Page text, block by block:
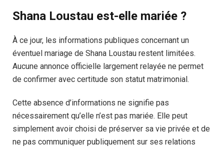
Shana Loustau est-elle mariée ?
À ce jour, les informations publiques concernant un
éventuel mariage de Shana Loustau restent limitées.
Aucune annonce officielle largement relayée ne permet
de confirmer avec certitude son statut matrimonial.
Cette absence d’informations ne signifie pas
nécessairement qu’elle n’est pas mariée. Elle peut
simplement avoir choisi de préserver sa vie privée et de
ne pas communiquer publiquement sur ses relations